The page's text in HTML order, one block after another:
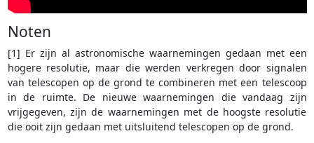
Noten
[1] Er zijn al astronomische waarnemingen gedaan met een
hogere resolutie, maar die werden verkregen door signalen
van telescopen op de grond te combineren met een telescoop
in de ruimte. De nieuwe waarnemingen die vandaag zijn
vrijgegeven, zijn de waarnemingen met de hoogste resolutie
die ooit zijn gedaan met uitsluitend telescopen op de grond.